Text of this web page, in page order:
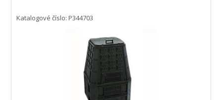
Katalogové číslo: P344703